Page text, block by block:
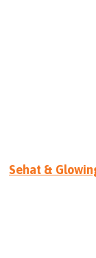
Sehat &